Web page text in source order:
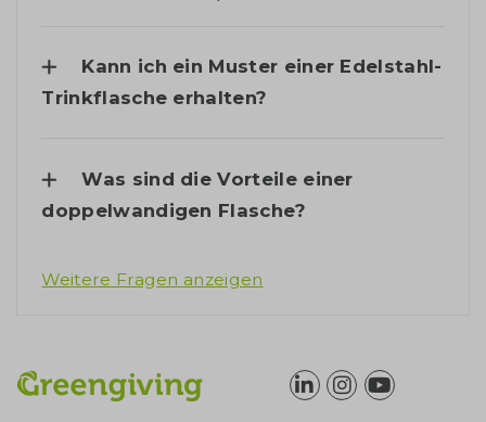
Kann ich ein Muster einer Edelstahl-
Trinkflasche erhalten?
Was sind die Vorteile einer
doppelwandigen Flasche?
Weitere Fragen anzeigen